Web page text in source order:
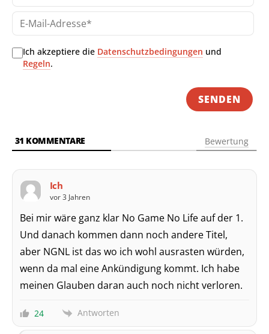
E-
Ich akzeptiere die Datenschutzbedingungen und
Regeln.
31 KOMMENTARE Bewertung
Ich
vor 3 Jahren
Bei mir wäre ganz klar No Game No Life auf der 1.
Und danach kommen dann noch andere Titel,
aber NGNL ist das wo ich wohl ausrasten würden,
wenn da mal eine Ankündigung kommt. Ich habe
meinen Glauben daran auch noch nicht verloren.
24 Antworten